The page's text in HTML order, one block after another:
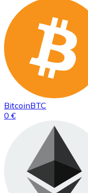
BitcoinBTC
0 €